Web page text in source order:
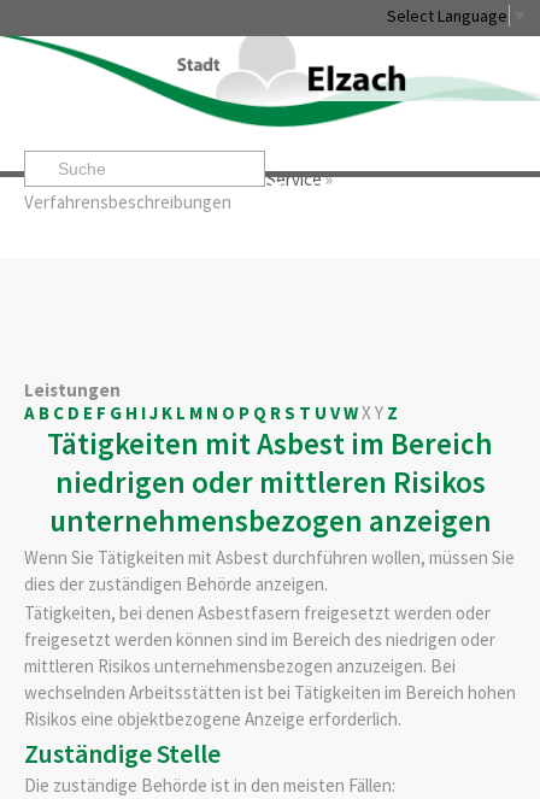
Select Language
Startseite» »Service»
Verfahrensbeschreibungen
Leben & Erleben Rathaus & Service
Leistungen
A B C D E F G H IJ K L M N O P Q RS T U VWXY Z
Tätigkeiten mit Asbest im Bereich
niedrigen oder mittleren Risikos
unternehmensbezogen anzeigen
Wenn Sie Tätigkeiten mit Asbest durchführen wollen, müssen Sie
dies der zuständigen Behörde anzeigen.
Tätigkeiten, bei denen Asbestfasern freigesetzt werden oder
freigesetzt werden können sind im Bereich des niedrigen oder
mittleren Risikos unternehmensbezogen anzuzeigen. Bei
wechselnden Arbeitsstätten ist bei Tätigkeiten im Bereich hohen
Risikos eine objektbezogene Anzeige erforderlich.
Zuständige Stelle
Die zuständige Behörde ist in den meisten Fällen: